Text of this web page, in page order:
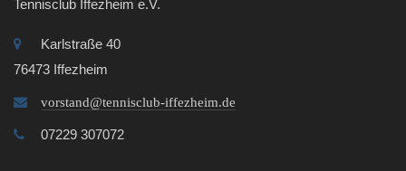
Tennisclub Iffezheim e.V.
Karlstraße 40
76473 Iffezheim
vorstand@tennisclub-iffezheim.de
07229 307072